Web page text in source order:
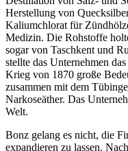
Herstellung von
Kaliumchlorat für
Medizin. Die Rohstoffe
sogar von Taschkent und
stellte das Unternehmen
Krieg von 1870 große
zusammen mit dem
Narkoseäther. Das
Welt.
Bonz gelang es nicht, die
expandieren zu lassen.